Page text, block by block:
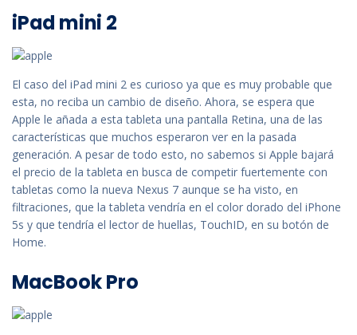
iPad mini 2
El caso del iPad mini 2 es curioso ya que es muy probable que
esta, no reciba un cambio de diseño. Ahora, se espera que
Apple le añada a esta tableta una pantalla Retina, una de las
características que muchos esperaron ver en la pasada
generación. A pesar de todo esto, no sabemos si Apple bajará
el precio de la tableta en busca de competir fuertemente con
tabletas como la nueva Nexus 7 aunque se ha visto, en
filtraciones, que la tableta vendría en el color dorado del iPhone
5s y que tendría el lector de huellas, TouchID, en su botón de
Home.
MacBook Pro